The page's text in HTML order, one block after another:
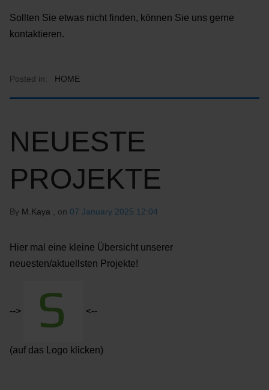
Sollten Sie etwas nicht finden, können Sie uns gerne
kontaktieren.
Posted in: HOME
NEUESTE
PROJEKTE
By M.Kaya , on 07 January 2025 12:04
Hier mal eine kleine Übersicht unserer
neuesten/aktuellsten Projekte!
--> <--
(auf das Logo klicken)